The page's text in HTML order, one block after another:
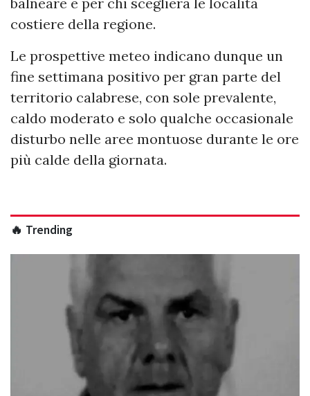
costiere della regione.
Le prospettive meteo indicano dunque un
fine settimana positivo per gran parte del
territorio calabrese, con sole prevalente,
caldo moderato e solo qualche occasionale
disturbo nelle aree montuose durante le ore
più calde della giornata.
🔥 Trending